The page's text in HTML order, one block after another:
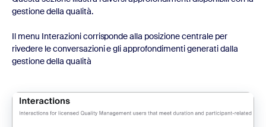
gestione della qualità.
Il menu Interazioni corrisponde alla posizione centrale per
rivedere le conversazioni e gli approfondimenti generati dalla
gestione della qualità